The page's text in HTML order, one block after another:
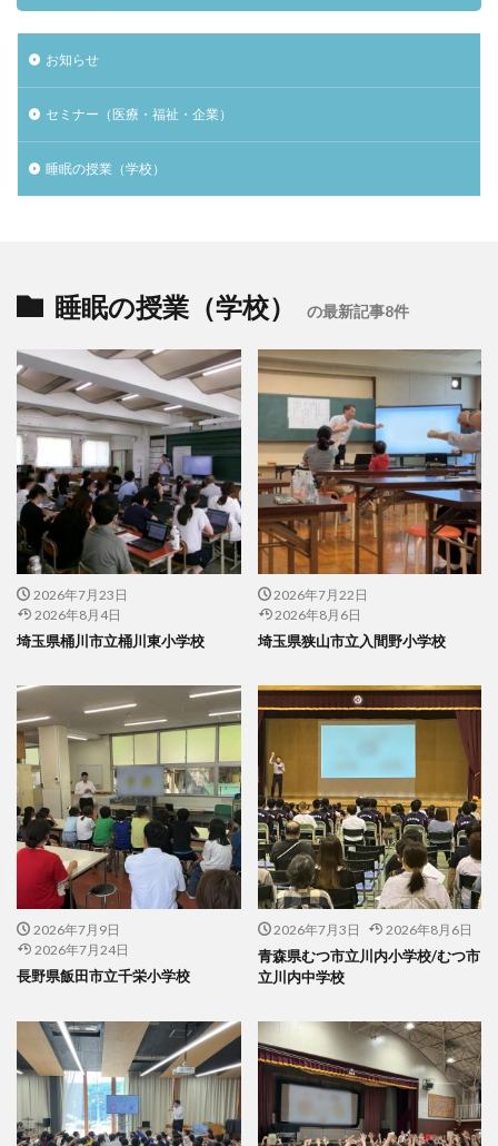
お知らせ
セミナー（医療・福祉・企業）
睡眠の授業（学校）
睡眠の授業（学校） の最新記事8件
2026年7月23日
2026年8月4日
埼玉県桶川市立桶川東小学校
2026年7月22日
2026年8月6日
埼玉県狭山市立入間野小学校
2026年7月9日
2026年7月24日
長野県飯田市立千栄小学校
2026年7月3日 2026年8月6日
青森県むつ市立川内小学校/むつ市
立川内中学校